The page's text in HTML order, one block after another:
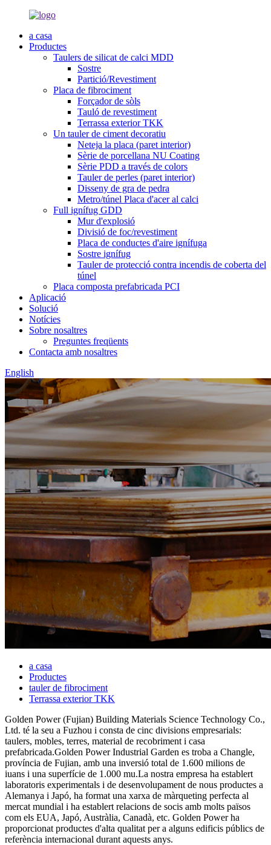
a casa
Productes
Taulers de silicat de calci MDD
Sostre
Partició/Revestiment
Placa de fibrociment
Forçador de sòls
Tauló de revestiment
Terrassa exterior TKK
Un tauler de ciment decoratiu
Neteja la placa (paret interior)
Sèrie de porcellana NU Coating
Sèrie PDD a través de colors
Tauler de perles (paret interior)
Disseny de gra de pedra
Metro/túnel Placa d'acer al calci
Full ignífug GDD
Mur d'explosió
Divisió de foc/revestiment
Placa de conductes d'aire ignífuga
Sostre ignífug
Tauler de protecció contra incendis de coberta del
túnel
Placa composta prefabricada PCI
Aplicació
Solució
Notícies
Sobre nosaltres
Preguntes freqüents
Contacta amb nosaltres
English
a casa
Productes
tauler de fibrociment
Terrassa exterior TKK
Golden Power (Fujian) Building Materials Science Technology Co.,
Ltd. té la seu a Fuzhou i consta de cinc divisions empresarials:
taulers, mobles, terres, material de recobriment i casa
prefabricada.Golden Power Industrial Garden es troba a Changle,
província de Fujian, amb una inversió total de 1.600 milions de
iuans i una superfície de 1.000 mu.La nostra empresa ha establert
laboratoris experimentals i de desenvolupament de nous productes a
Alemanya i Japó, ha format una xarxa de màrqueting perfecta al
mercat mundial i ha establert relacions de socis amb molts països
com els EUA, Japó, Austràlia, Canadà, etc. Golden Power ha
proporcionat productes d'alta qualitat per a alguns edificis públics de
referència internacional durant aquests anys.